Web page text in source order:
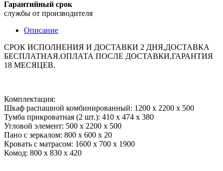
Гарантийный срок
службы от производителя
Описание
СРОК ИСПОЛНЕНИЯ И ДОСТАВКИ 2 ДНЯ,ДОСТАВКА
БЕСПЛАТНАЯ.ОПЛАТА ПОСЛЕ ДОСТАВКИ,ГАРАНТИЯ
18 МЕСЯЦЕВ.
Комплектация:
Шкаф распашной комбинированный: 1200 х 2200 х 500
Тумба прикроватная (2 шт.): 410 х 474 х 380
Угловой элемент: 500 х 2200 х 500
Пано с зеркалом: 800 х 600 х 20
Кровать с матрасом: 1600 х 700 х 1900
Комод: 800 х 830 х 420